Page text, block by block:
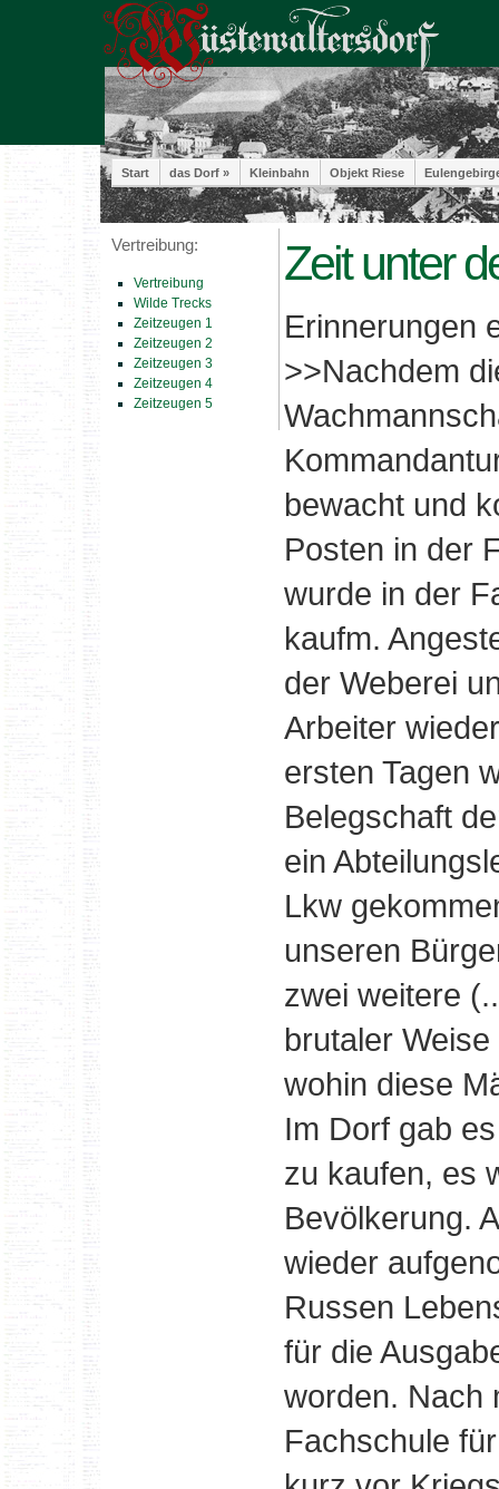
Start das Dorf » Kleinbahn Objekt Riese
Vertreibung:
Vertreibung
Wilde Trecks
Zeitzeugen 1
Zeitzeugen 2
Zeitzeugen 3
Zeitzeugen 4
Zeitzeugen 5
Zeit unter
Erinnerungen
>>Nachdem
bewacht und
Posten in der
wurde in der
kaufm.
der Weberei
Arbeiter
ersten Tagen
Belegschaft
ein
Lkw
unseren
zwei weitere
brutaler
wohin diese
Im Dorf gab
zu kaufen, es
Bevölkerung.
wieder
Russen
für die
worden. Nach
Fachschule